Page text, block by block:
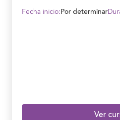
Fecha inicio:Por determinar
Ver